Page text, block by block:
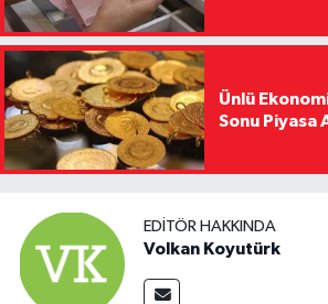
Ünlü
Sonu Piyasa
EDITÖR HAKKINDA
Volkan Koyutürk